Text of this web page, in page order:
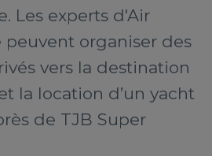
Les experts d'Air
peuvent organiser des
vers la destination
la location d’un yacht
de TJB Super